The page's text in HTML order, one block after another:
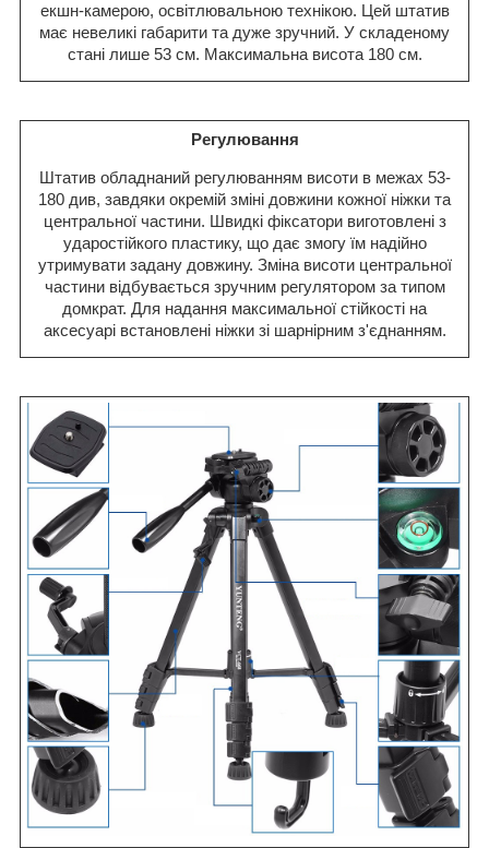
екшн-камерою, освітлювальною технікою. Цей штатив
має невеликі габарити та дуже зручний. У складеному
стані лише 53 см. Максимальна висота 180 см.
Регулювання
Штатив обладнаний регулюванням висоти в межах 53-
180 див, завдяки окремій зміні довжини кожної ніжки та
центральної частини. Швидкі фіксатори виготовлені з
ударостійкого пластику, що дає змогу їм надійно
утримувати задану довжину. Зміна висоти центральної
частини відбувається зручним регулятором за типом
домкрат. Для надання максимальної стійкості на
аксесуарі встановлені ніжки зі шарнірним з'єднанням.